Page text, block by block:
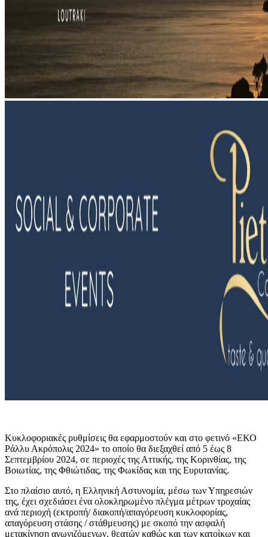
Κυκλοφοριακές ρυθμίσεις θα εφαρμοστούν και στο φετινό «ΕΚΟ
Ράλλυ Ακρόπολις 2024» το οποίο θα διεξαχθεί από 5 έως 8
Σεπτεμβρίου 2024, σε περιοχές της Αττικής, της Κορινθίας, της
Βοιωτίας, της Φθιώτιδας, της Φωκίδας και της Ευρυτανίας.
Στο πλαίσιο αυτό, η Ελληνική Αστυνομία, μέσω των Υπηρεσιών
της, έχει σχεδιάσει ένα ολοκληρωμένο πλέγμα μέτρων τροχαίας
ανά περιοχή (εκτροπή/ διακοπή/απαγόρευση κυκλοφορίας,
απαγόρευση στάσης / στάθμευσης) με σκοπό την ασφαλή
μετακίνηση αγωνιζόμενων, θεατών καθώς και των κατοίκων και